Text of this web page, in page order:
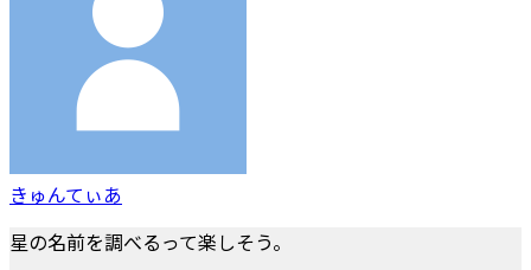
きゅんてぃあ
星の名前を調べるって楽しそう。